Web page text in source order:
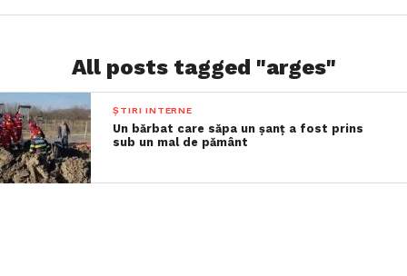
All posts tagged "arges"
ȘTIRI INTERNE
Un bărbat care săpa un șanț a fost prins
sub un mal de pământ